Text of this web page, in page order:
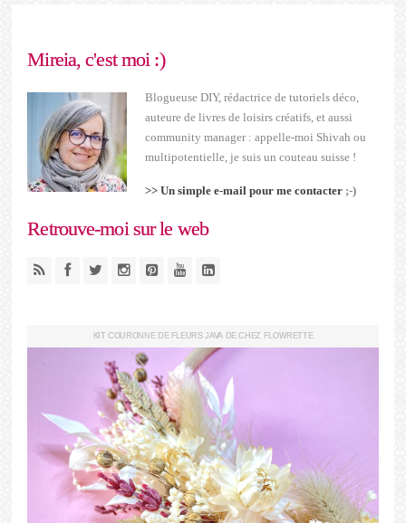
Mireia, c'est moi :)
Blogueuse DIY, rédactrice de tutoriels déco,
auteure de livres de loisirs créatifs, et aussi
community manager : appelle-moi Shivah ou
multipotentielle, je suis un couteau suisse !
>> Un simple e-mail pour me contacter ;-)
Retrouve-moi sur le web
KIT COURONNE DE FLEURS JAVA DE CHEZ FLOWRETTE